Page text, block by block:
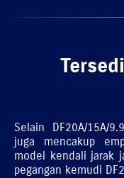
Selain DF20A/15A/
juga mencakup
model kendali jarak
pegangan kemudi